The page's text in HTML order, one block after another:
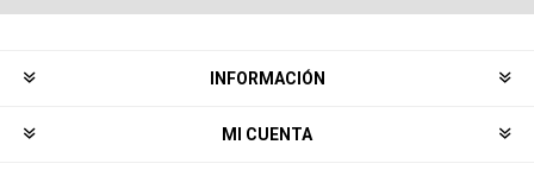
INFORMACIÓN
MI CUENTA